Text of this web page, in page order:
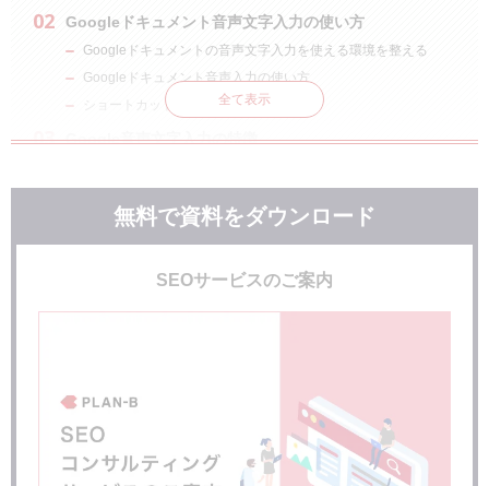
Googleドキュメント音声文字入力の使い方
Googleドキュメントの音声文字入力を使える環境を整える
Googleドキュメント音声入力の使い方
ショートカットキーの使い方
Google音声文字入力の特徴
音声文字入力ソフト導入のメリット
音声入力ソフト使用の際の注意点
見出しなどの大きな流れは、最初にノートに書き出しておく
まとめ：否定的にならず、まずは試してみよう
全て表示
無料で資料をダウンロード
SEOサービスのご案内